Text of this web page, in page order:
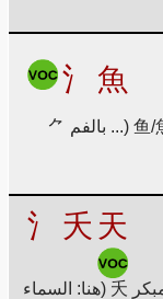
氵 魚
اليسار: الماء 氵، اليمين: السمك 鱼/魚 (... بالفم ⺈
氵 夭 天
اليسار: الماء 氵، اليمين: الموت المبكر 夭 (هنا: السماء